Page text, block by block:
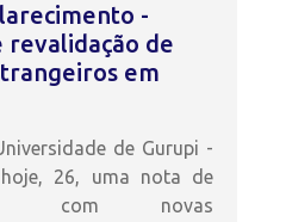
-
revalidação de
em
de Gurupi -
26, uma nota de
com novas